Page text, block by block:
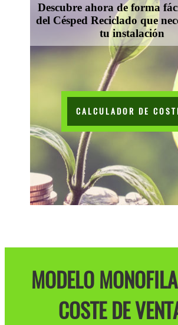
Descubre ahora de forma
del Césped Reciclado que
tu instalación
CALCULADOR DE
MODELO
COSTE DE